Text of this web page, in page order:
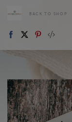
BACK TO SHOP